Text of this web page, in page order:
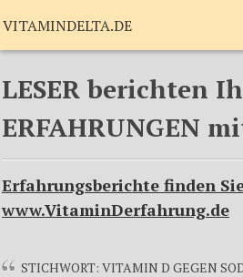
LESER berichten
ERFAHRUNGEN
Erfahrungsberichte finden
www.VitaminDerfahrung.de
STICHWORT: VITAMIN D GEGEN
VITAMINDELTA.DE